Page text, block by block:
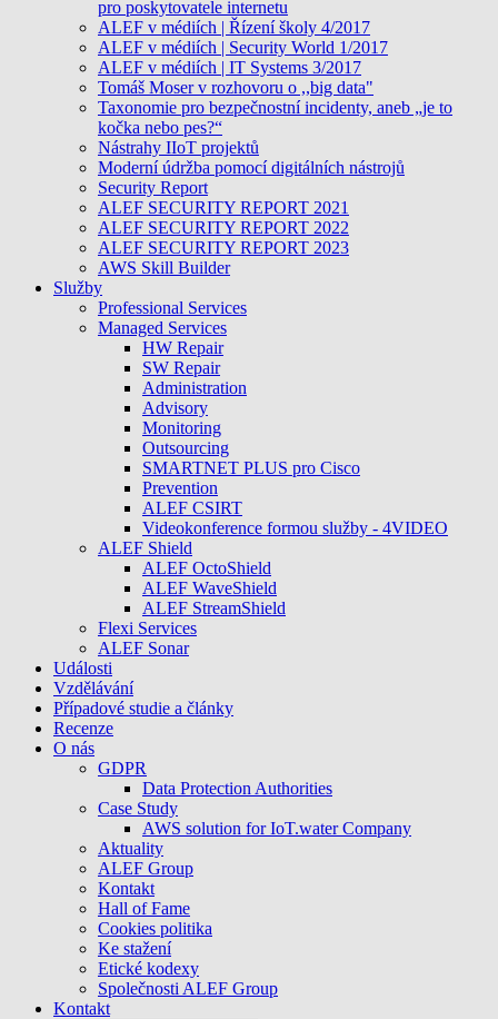
pro poskytovatele internetu
ALEF v médiích | Řízení školy 4/2017
ALEF v médiích | Security World 1/2017
ALEF v médiích | IT Systems 3/2017
Tomáš Moser v rozhovoru o ,,big data"
Taxonomie pro bezpečnostní incidenty, aneb „je to
kočka nebo pes?“
Nástrahy IIoT projektů
Moderní údržba pomocí digitálních nástrojů
Security Report
ALEF SECURITY REPORT 2021
ALEF SECURITY REPORT 2022
ALEF SECURITY REPORT 2023
AWS Skill Builder
Služby
Professional Services
Managed Services
HW Repair
SW Repair
Administration
Advisory
Monitoring
Outsourcing
SMARTNET PLUS pro Cisco
Prevention
ALEF CSIRT
Videokonference formou služby - 4VIDEO
ALEF Shield
ALEF OctoShield
ALEF WaveShield
ALEF StreamShield
Flexi Services
ALEF Sonar
Události
Vzdělávání
Případové studie a články
Recenze
O nás
GDPR
Data Protection Authorities
Case Study
AWS solution for IoT.water Company
Aktuality
ALEF Group
Kontakt
Hall of Fame
Cookies politika
Ke stažení
Etické kodexy
Společnosti ALEF Group
Kontakt